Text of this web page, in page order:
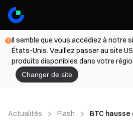
Il semble que vous accédiez à notre
États-Unis. Veuillez passer au site
produits disponibles dans votre
Changer de site
Actualités Flash BTC